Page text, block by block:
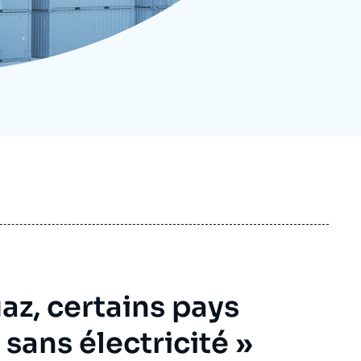
de référence
- Défense
certains pays
électricité »